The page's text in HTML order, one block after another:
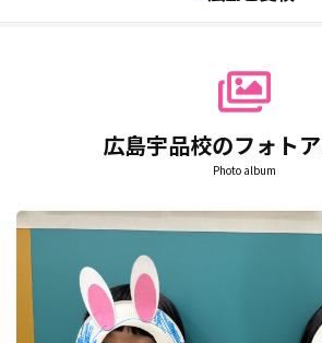
広島宇品校のフォト
Photo album